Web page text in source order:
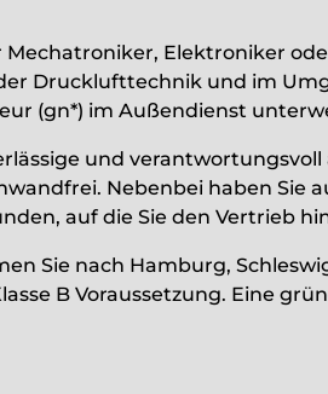
Mechatroniker, Elektroniker
Drucklufttechnik und im
(gn*) im Außendienst
und
Nebenbei haben Sie
auf die Sie den Vertrieb
Sie nach Hamburg,
B Voraussetzung. Eine